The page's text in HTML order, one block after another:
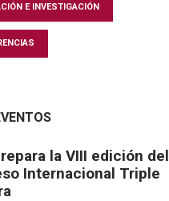
E INVESTIGACIÓN
la VIII edición del
Internacional Triple